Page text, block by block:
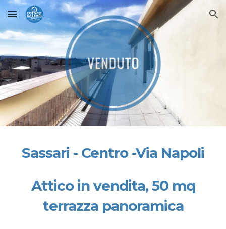
Skip to main content Skip to navigation
Sassari - Centro -Via Napoli
Attico in vendita, 50 mq
terrazza panoramica